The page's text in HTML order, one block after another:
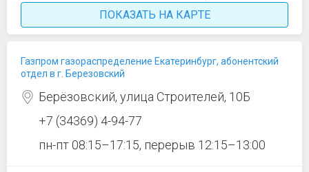
ПОКАЗАТЬ НА КАРТЕ
Газпром газораспределение Екатеринбург, абонентский
отдел в г. Березовский
Берёзовский, улица Строителей, 10Б
+7 (34369) 4-94-77
пн-пт 08:15–17:15, перерыв 12:15–13:00